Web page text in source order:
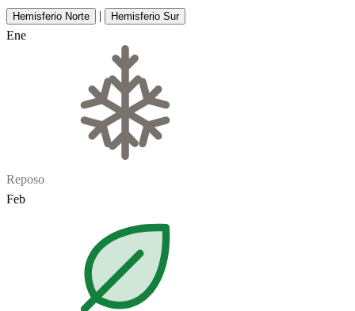
Hemisferio Norte | Hemisferio Sur
Ene
Reposo
Feb